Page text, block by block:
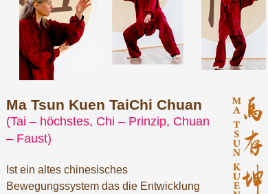
Ma Tsun Kuen TaiChi Chuan
(Tai – höchstes, Chi – Prinzip, Chuan
– Faust)
Ist ein altes chinesisches
Bewegungssystem das die Entwicklung